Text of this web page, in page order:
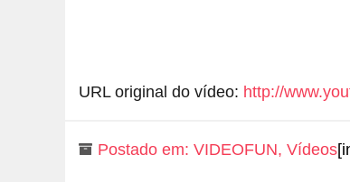
URL original do vídeo: http://
Postado em: VIDEOFUN, Vídeos